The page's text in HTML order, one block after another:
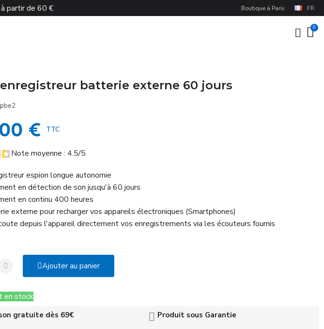
partir de 60 € Boutique à Paris FR
batterie externe 60 jours
pbe2
€ TTC
Note moyenne : 4.5/5
espion longue autonomie
en détection de son jusqu'à 60 jours
en continu 400 heures
externe pour recharger vos appareils électroniques (Smartphones)
depuis l'appareil directement vos enregistrements via les écouteurs fournis
Ajouter au panier
en stock
gratuite dès 69€ Produit sous Garantie